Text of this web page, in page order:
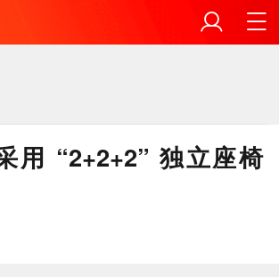
用 “2+2+2” 独立座椅